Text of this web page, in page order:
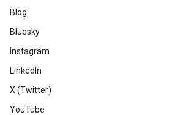
Blog
Bluesky
Instagram
LinkedIn
X (Twitter)
YouTube